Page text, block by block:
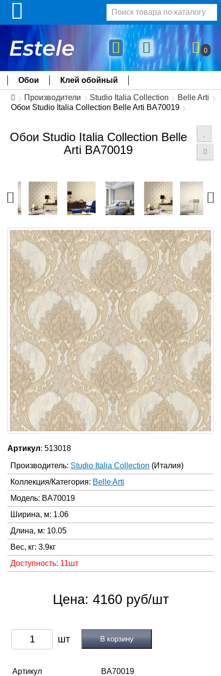
0
Обои Клей обойный
Производители Studio Italia Collection
Belle Arti
Обои Studio Italia Collection Belle Arti BA70019
Обои Studio Italia Collection Belle
Arti BA70019
Артикул: 513018
Производитель: Studio Italia Collection (Италия)
Коллекция/Категория: Belle Arti
Модель: BA70019
Ширина, м: 1.06
Длина, м: 10.05
Вес, кг: 3.9кг
Доступность: 11шт
Цена: 4160 руб/шт
В корзину
Артикул
BA70019